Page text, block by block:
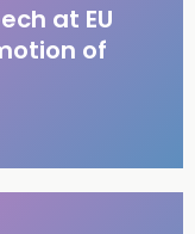
at EU
of